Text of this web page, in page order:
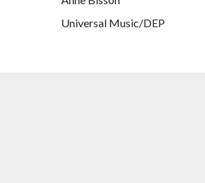
Universal Music/DEP